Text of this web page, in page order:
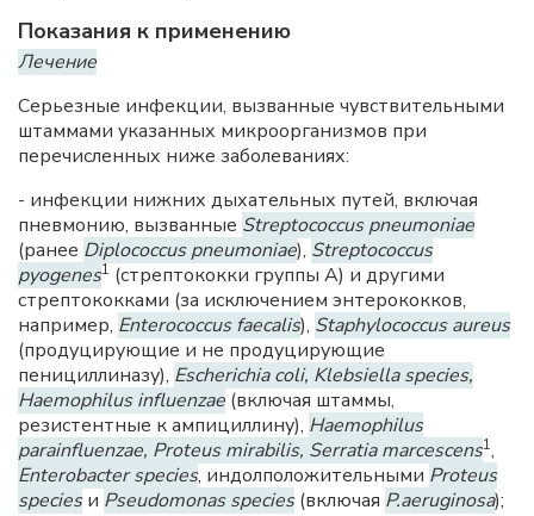
Показания к применению
Лечение
Серьезные инфекции, вызванные чувствительными
штаммами указанных микроорганизмов при
перечисленных ниже заболеваниях:
- инфекции нижних дыхательных путей, включая
пневмонию, вызванные Streptococcus pneumoniae
(ранее Diplococcus pneumoniae), Streptococcus
pyogenes1 (стрептококки группы А) и другими
стрептококками (за исключением энтерококков,
например, Enterococcus faecalis), Staphylococcus aureus
(продуцирующие и не продуцирующие
пенициллиназу), Escherichia coli, Klebsiella species,
Haemophilus influenzae (включая штаммы,
резистентные к ампициллину), Haemophilus
parainfluenzae, Proteus mirabilis, Serratia marcescens1,
Enterobacter species, индолположительными Proteus
speciesи Pseudomonas species(включая P.aeruginosa);